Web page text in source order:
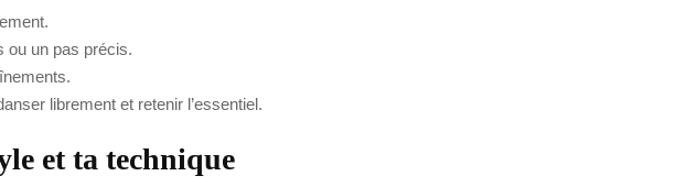
ou un pas précis.
librement et retenir l’essentiel.
et ta technique